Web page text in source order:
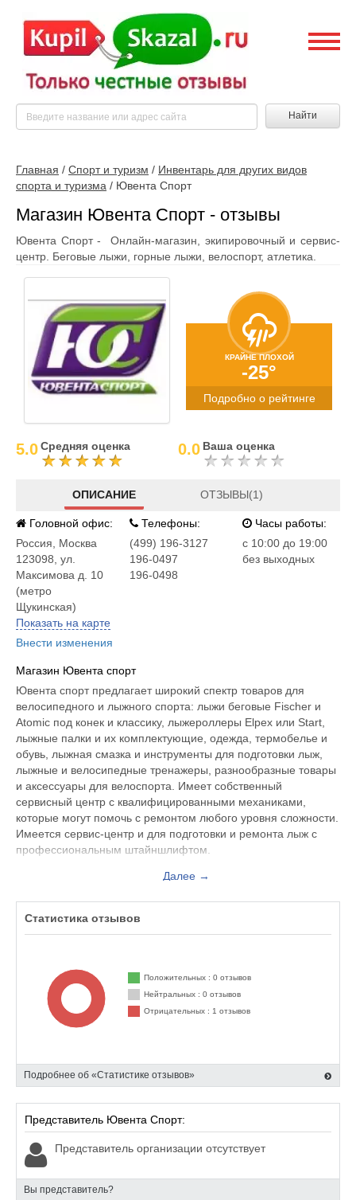
Найти
Главная / Спорт и туризм / Инвентарь для других видов
спорта и туризма / Ювента Спорт
Магазин Ювента Спорт - отзывы
Ювента Спорт - Онлайн-магазин, экипировочный и сервис-
центр. Беговые лыжи, горные лыжи, велоспорт, атлетика.
КРАЙНЕ ПЛОХОЙ
-25°
Подробно о рейтинге
5.0Средняя оценка 0.0 Ваша оценка
ОПИСАНИЕ ОТЗЫВЫ(1)
Головной офис:
Россия
Москва
123098, ул.
Максимова д. 10
(метро
Щукинская)
Показать на карте
Внести изменения
Телефоны:
(499) 196-3127
196-0497
196-0498
Часы работы:
c 10:00 до 19:00
без выходных
Магазин Ювента спорт
Ювента спорт предлагает широкий спектр товаров для
велосипедного и лыжного спорта: лыжи беговые Fischer и
Atomic под конек и классику, лыжероллеры Elpex или Start,
лыжные палки и их комплектующие, одежда, термобелье и
обувь, лыжная смазка и инструменты для подготовки лыж,
лыжные и велосипедные тренажеры, разнообразные товары
и аксессуары для велоспорта. Имеет собственный
сервисный центр с квалифицированными механиками,
которые могут помочь с ремонтом любого уровня сложности.
Имеется сервис-центр и для подготовки и ремонта лыж с
профессиональным штайншлифтом.
Ювента спорт – интернет – магазин,
и расходников для горных и шоссейных велосипедов.
инвентаря, такого как пульсометры и шагомеры, фляги,
термосы, навигаторы, очки, банданы, спортивное питание и
многое другое. Отзывы на товары магазина Ювента спорт вы
можете прочесть и оставить на нашем сайте.
Далее →
Статистика отзывов
Положительных : 0 отзывов
Нейтральных : 0 отзывов
Отрицательных : 1 отзывов
Подробнее об «Статистике отзывов»
Представитель Ювента Спорт:
Представитель организации отсутствует
Вы представитель?